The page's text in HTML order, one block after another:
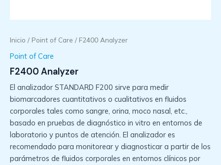
Inicio / Point of Care / F2400 Analyzer
Point of Care
F2400 Analyzer
El analizador STANDARD F200 sirve para medir
biomarcadores cuantitativos o cualitativos en fluidos
corporales tales como sangre, orina, moco nasal, etc.,
basado en pruebas de diagnóstico in vitro en entornos de
laboratorio y puntos de atención. El analizador es
recomendado para monitorear y diagnosticar a partir de los
parámetros de fluidos corporales en entornos clínicos por